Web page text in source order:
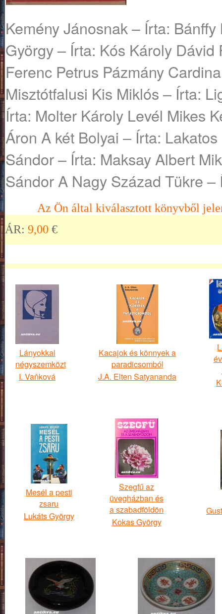
Kemény Jánosnak – Írta:
György – Írta: Kós Károly
Ferenc Petrus Pázmány
Misztótfalusi Kis Miklós – Írta:
Írta: Molter Károly Levél Mikes
Áron A két Bolyai – Írta:
Sándor – Írta: Maksay Albert
Sándor A Nagy Század Tükre
Az Ön által kiválasztott könyvből
ÁR: 9,00 €
Lányokkal
négyszemközt
I. Vaňková
Kacajok és könnyek a
paradicsomból
J.A. Elten Satyananda
Mesél a pesti
zsaru
Lukáts György
Szegfű az
üvegházban és
a szabadföldön
Kokas György